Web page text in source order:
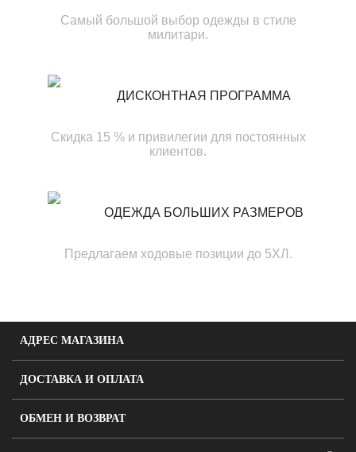
Самый большой выбор одежды в стиле
милитари.
ДИСКОНТНАЯ ПРОГРАММА
Скидка 15 % и привилегии для постоянных
клиентов.
ОДЕЖДА БОЛЬШИХ РАЗМЕРОВ
Предлагаем ходовые позиции до 5ХЛ.
АДРЕС МАГАЗИНА
ДОСТАВКА И ОПЛАТА
ОБМЕН И ВОЗВРАТ